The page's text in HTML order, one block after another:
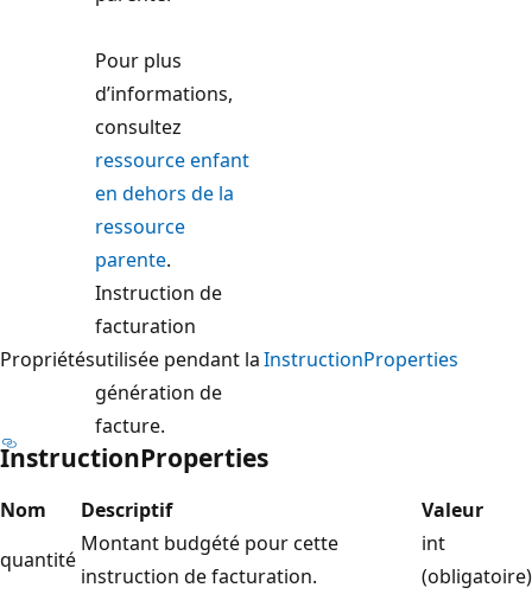
Pour plus
d’informations,
consultez
ressource enfant
en dehors de la
ressource
parente.
Propriétés
Instruction de
facturation
utilisée pendant la
génération de
facture.
InstructionProperties
InstructionProperties
Nom Descriptif
Valeur
quantité
Montant budgété pour cette
instruction de facturation.
int
(obligatoire)